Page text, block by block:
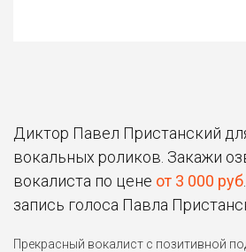
Диктор Павел Пристанский
вокальных роликов. Закажи
вокалиста по цене от 3 000 руб
запись голоса Павла
Прекрасный вокалист с позитивной